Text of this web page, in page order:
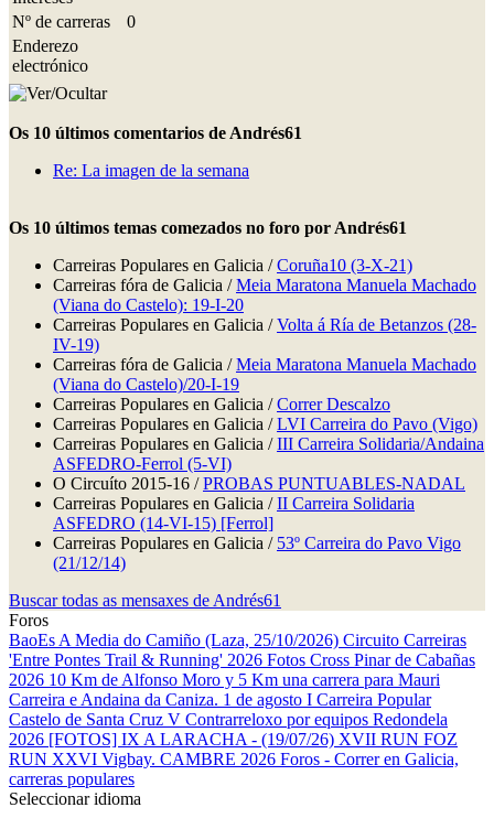
Nº de carreras
0
Enderezo
electrónico
Os 10 últimos comentarios de Andrés61
Re: La imagen de la semana
Os 10 últimos temas comezados no foro por Andrés61
Carreiras Populares en Galicia /Coruña10 (3-X-21)
Carreiras fóra de Galicia /Meia Maratona Manuela Machado
(Viana do Castelo): 19-I-20
Carreiras Populares en Galicia /Volta á Ría de Betanzos (28-
IV-19)
Carreiras fóra de Galicia /Meia Maratona Manuela Machado
(Viana do Castelo)/20-I-19
Carreiras Populares en Galicia /Correr Descalzo
Carreiras Populares en Galicia /LVI Carreira do Pavo (Vigo)
Carreiras Populares en Galicia /III Carreira Solidaria/Andaina
ASFEDRO-Ferrol (5-VI)
O Circuíto 2015-16 /PROBAS PUNTUABLES-NADAL
Carreiras Populares en Galicia /II Carreira Solidaria
ASFEDRO (14-VI-15) [Ferrol]
Carreiras Populares en Galicia / 53º Carreira do Pavo Vigo
(21/12/14)
Buscar todas as mensaxes de Andrés61
Foros
BaoEs A Media do Camiño (Laza, 25/10/2026) Circuito Carreiras
'Entre Pontes Trail & Running' 2026 Fotos Cross Pinar de Cabañas
2026 10 Km de Alfonso Moro y 5 Km una carrera para Mauri
Carreira e Andaina da Caniza. 1 de agosto I Carreira Popular
Castelo de Santa Cruz V Contrarreloxo por equipos Redondela
2026 [FOTOS] IX A LARACHA - (19/07/26) XVII RUN FOZ
RUN XXVI Vigbay. CAMBRE 2026 Foros - Correr en Galicia,
carreras populares
Seleccionar idioma